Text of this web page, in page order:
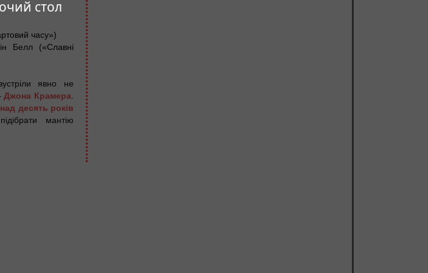
стол
часу»)
Белл («Славні
явно не
Джона Крамера
десять років
мантію